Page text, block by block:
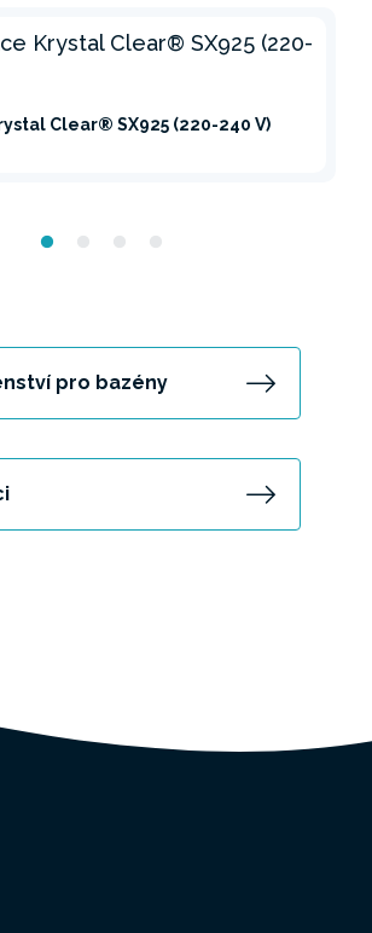
Clear® SX925 (220-240 V)
pro bazény